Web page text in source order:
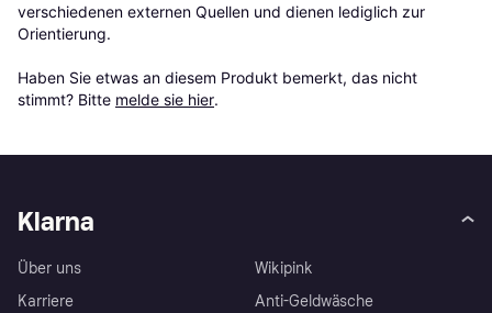
verschiedenen externen Quellen und dienen lediglich zur
Orientierung.
Haben Sie etwas an diesem Produkt bemerkt, das nicht
stimmt? Bitte melde sie hier.
Klarna
Über uns
Karriere
Wikipink
Anti-Geldwäsche